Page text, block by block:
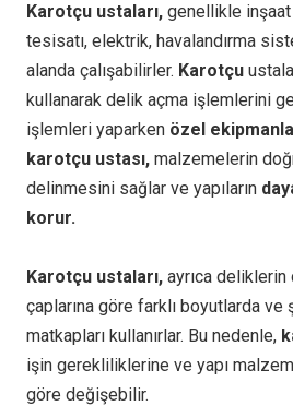
Karotçu ustaları, genellikle
tesisatı, elektrik, havalandırma
alanda çalışabilirler. Karotçu
kullanarak delik açma işlemlerini
işlemleri yaparken özel
karotçu ustası, malzemelerin
delinmesini sağlar ve yapıların
korur.
Karotçu ustaları, ayrıca
çaplarına göre farklı boyutlarda
matkapları kullanırlar. Bu nedenle,
işin gerekliliklerine ve yapı
göre değişebilir.